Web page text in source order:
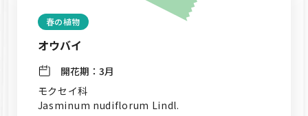
春の植物
オウバイ
開花期： 3月
モクセイ科
Jasminum nudiflorum Lindl.